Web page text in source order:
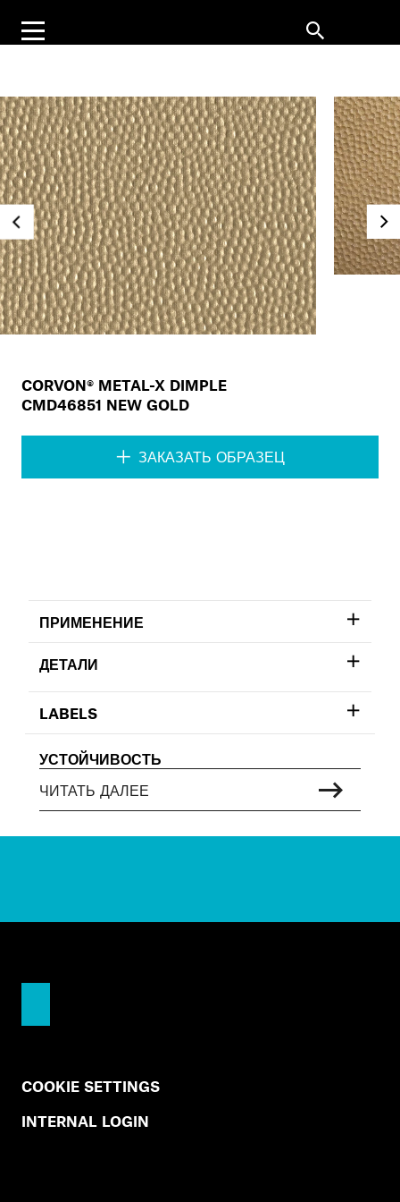
CORVON® METAL-X DIMPLE
CMD46851 NEW GOLD
ЗАКАЗАТЬ ОБРАЗЕЦ
ПРИМЕНЕНИЕ
ДЕТАЛИ
LABELS
УСТОЙЧИВОСТЬ
ЧИТАТЬ ДАЛЕЕ
COOKIE SETTINGS
INTERNAL LOGIN